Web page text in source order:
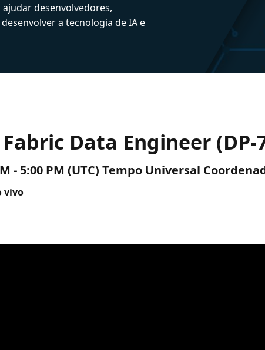
desenvolvedores,
a tecnologia de IA e
Data Engineer (DP-
- 5:00 PM (UTC) Tempo Universal
vivo